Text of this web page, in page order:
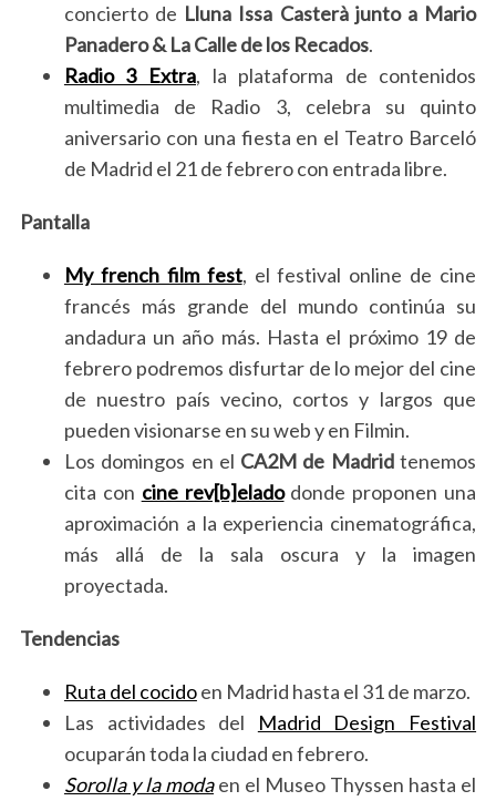
concierto de Lluna Issa Casterà junto a Mario
Panadero & La Calle de los Recados.
Radio 3 Extra, la plataforma de contenidos
multimedia de Radio 3, celebra su quinto
aniversario con una fiesta en el Teatro Barceló
de Madrid el 21 de febrero con entrada libre.
Pantalla
My french film fest, el festival online de cine
francés más grande del mundo continúa su
andadura un año más. Hasta el próximo 19 de
febrero podremos disfurtar de lo mejor del cine
de nuestro país vecino, cortos y largos que
pueden visionarse en su web y en Filmin.
Los domingos en el CA2M de Madridtenemos
cita con cine rev[b]eladodonde proponen una
aproximación a la experiencia cinematográfica,
más allá de la sala oscura y la imagen
proyectada.
Tendencias
Ruta del cocidoen Madrid hasta el 31 de marzo.
Las actividades del Madrid Design Festival
ocuparán toda la ciudad en febrero.
Sorolla y la modaen el Museo Thyssen hasta el
S
e
a
c
h
o
: